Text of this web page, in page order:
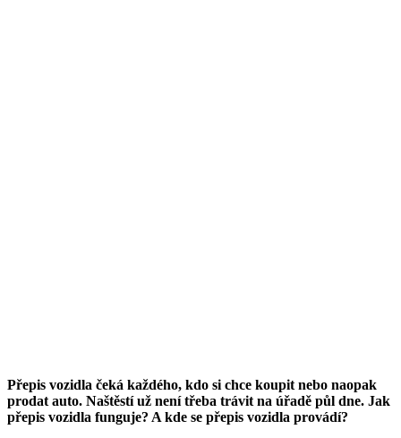
Přepis vozidla čeká každého, kdo si chce koupit nebo naopak
prodat auto. Naštěstí už není třeba trávit na úřadě půl dne. Jak
přepis vozidla funguje? A kde se přepis vozidla provádí?